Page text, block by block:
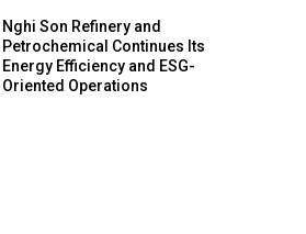
Nghi Son Refinery and
Petrochemical Continues Its
Energy Efficiency and ESG-
Oriented Operations